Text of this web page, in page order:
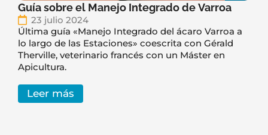
Guía sobre el Manejo Integrado de Varroa
23 julio 2024
Última guía «Manejo Integrado del ácaro Varroa a
lo largo de las Estaciones» coescrita con Gérald
Therville, veterinario francés con un Máster en
Apicultura.
Leer más